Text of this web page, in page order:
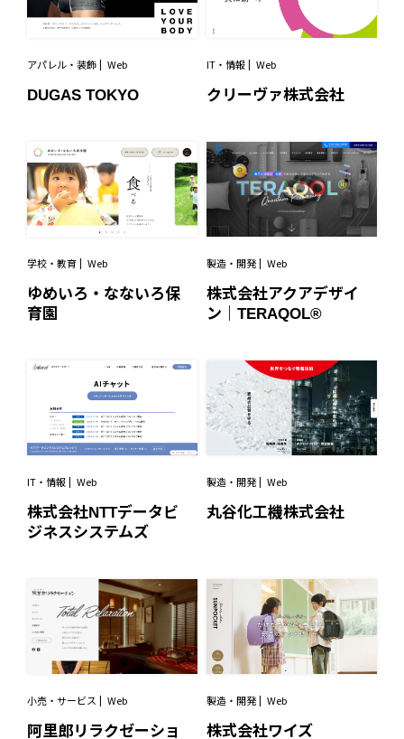
アパレル・装飾 Web
DUGAS TOKYO
IT・情報 Web
クリーヴァ株式会社
学校・教育 Web
ゆめいろ・なないろ保
育園
製造・開発 Web
株式会社アクアデザイ
ン｜TERAQOL®︎
IT・情報 Web
株式会社NTTデータビ
ジネスシステムズ
製造・開発 Web
丸谷化工機株式会社
小売・サービス Web
阿里郎リラクゼーショ
製造・開発 Web
株式会社ワイズ